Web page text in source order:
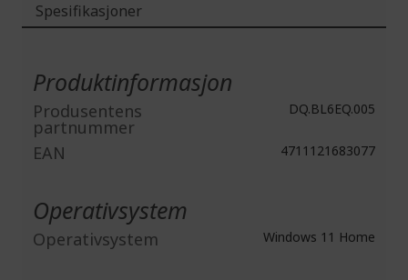
Spesifikasjoner
Produktinformasjon
Produsentens
partnummer
DQ.BL6EQ.005
EAN 4711121683077
Operativsystem
Operativsystem Windows 11 Home